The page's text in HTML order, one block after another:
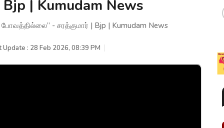
| Kumudam News
- சரத்குமார் | Bjp | Kumudam News
Update : 28 Feb 2026, 08:39 PM